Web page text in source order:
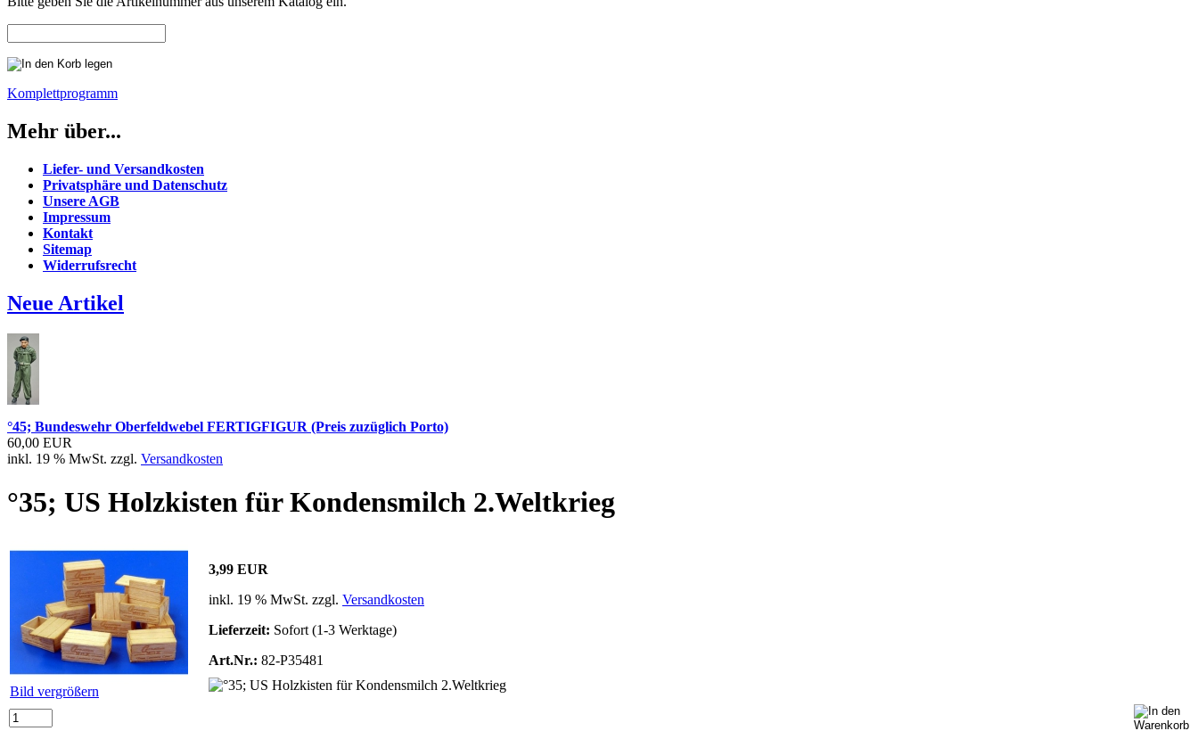
Komplettprogramm
Mehr über...
Liefer- und Versandkosten
Privatsphäre und Datenschutz
Unsere AGB
Impressum
Kontakt
Sitemap
Widerrufsrecht
Neue Artikel
°45; Bundeswehr Oberfeldwebel FERTIGFIGUR (Preis zuzüglich Porto)
60,00 EUR
inkl. 19 % MwSt. zzgl. Versandkosten
°35; US Holzkisten für Kondensmilch 2.Weltkrieg
Bild vergrößern
3,99 EUR
inkl. 19 % MwSt. zzgl. Versandkosten
Lieferzeit: Sofort (1-3 Werktage)
Art.Nr.: 82-P35481